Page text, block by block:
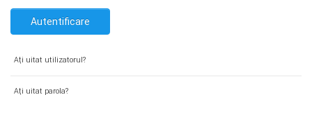
Autentificare
Aţi uitat utilizatorul?
Aţi uitat parola?